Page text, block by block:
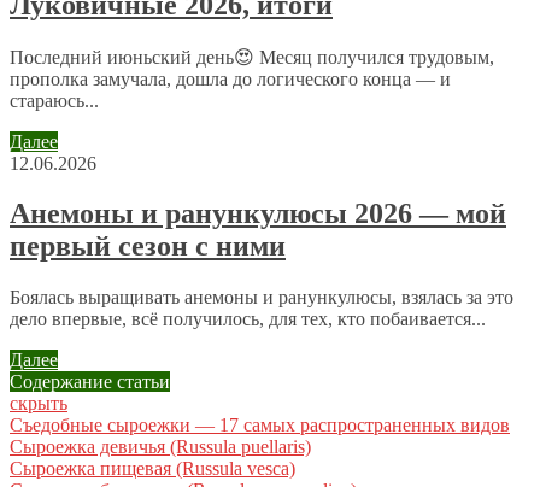
Последний июньский день😍 Месяц получился трудовым,
прополка замучала, дошла до логического конца — и
стараюсь...
Далее
12.06.2026
Анемоны и ранункулюсы 2026 — мой
первый сезон с ними
Боялась выращивать анемоны и ранункулюсы, взялась за это
дело впервые, всё получилось, для тех, кто побаивается...
Далее
Содержание статьи
скрыть
Съедобные сыроежки — 17 самых распространенных видов
Сыроежка девичья (Russula puellaris)
Сыроежка пищевая (Russula vesca)